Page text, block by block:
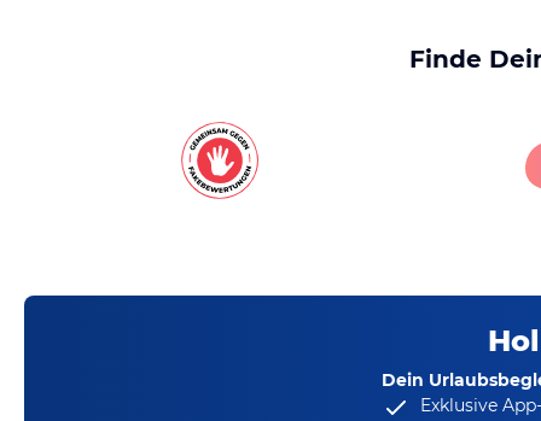
Finde
Dein
Exklusive